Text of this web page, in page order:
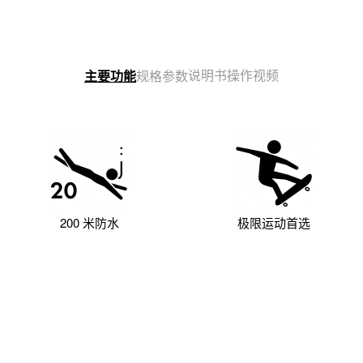
主要功能规格参数说明书操作视频
200 米防水 极限运动首选